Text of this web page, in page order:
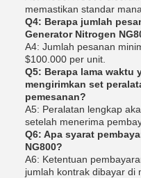
memastikan standar
Q4: Berapa jumlah
Generator Nitrogen
A4: Jumlah pesanan
$100.000 per unit.
Q5: Berapa lama
mengirimkan set
pemesanan?
A5: Peralatan lengkap
setelah menerima
Q6: Apa syarat
NG800?
A6: Ketentuan
jumlah kontrak dibayar di